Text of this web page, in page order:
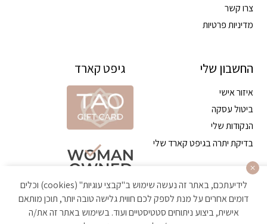
צרו קשר
מדיניות פרטיות
החשבון שלי
איזור אישי
ביטול עסקה
הנקודות שלי
בדיקת יתרה בגיפט קארד שלי
גיפט קארד
לידיעתכם, באתר זה נעשה שימוש ב"קבצי עוגיות" (cookies) וכלים
דומים אחרים על מנת לספק לכם חווית גלישה טובה יותר, תוכן מותאם
אישית, ביצוע ניתוחים סטטיסטיים ועוד. בשימוש באתר זה את/ה